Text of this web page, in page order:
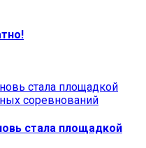
стала площадкой